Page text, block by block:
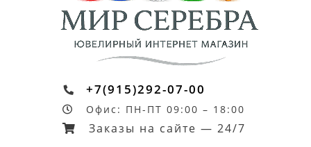
+7(915)292-07-00
Офис: ПН-ПТ 09:00 – 18:00
Заказы на сайте — 24/7